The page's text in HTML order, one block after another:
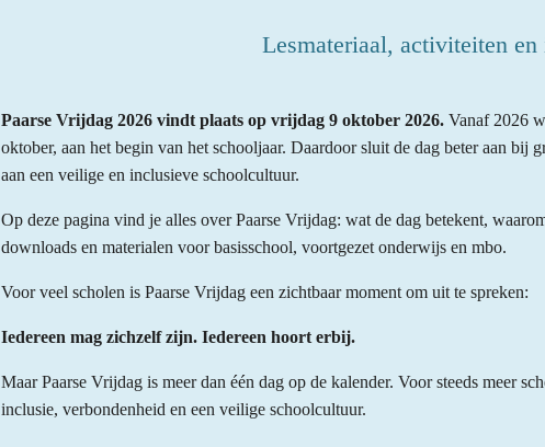
Lesmateriaal, activiteiten
Paarse Vrijdag 2026 vindt plaats op vrijdag 9 oktober 2026. Vanaf 2026
oktober, aan het begin van het schooljaar. Daardoor sluit de dag beter aan bij
aan een veilige en inclusieve schoolcultuur.
Op deze pagina vind je alles over Paarse Vrijdag: wat de dag betekent,
downloads en materialen voor basisschool, voortgezet onderwijs en mbo.
Voor veel scholen is Paarse Vrijdag een zichtbaar moment om uit te spreken:
Iedereen mag zichzelf zijn. Iedereen hoort erbij.
Maar Paarse Vrijdag is meer dan één dag op de kalender. Voor steeds meer
inclusie, verbondenheid en een veilige schoolcultuur.